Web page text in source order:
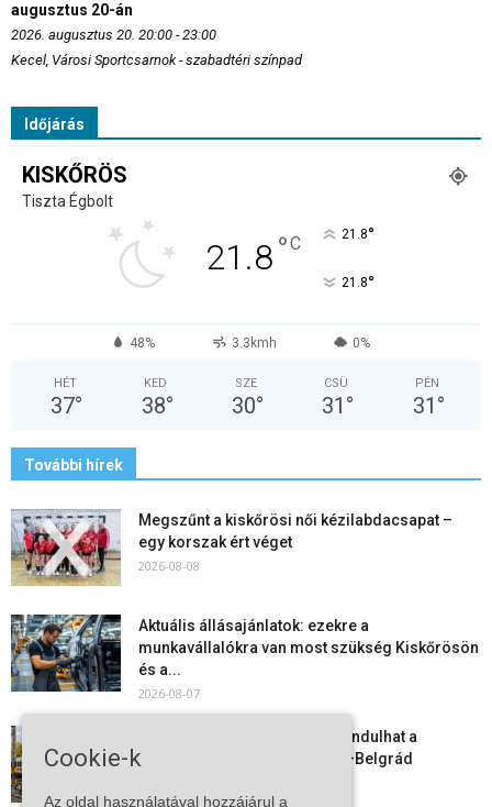
augusztus 20-án
2026. augusztus 20. 20:00 - 23:00
Kecel, Városi Sportcsarnok - szabadtéri színpad
Időjárás
KISKŐRÖS
Tiszta Égbolt
21.8°C 21.8°
21.8°
48% 3.3kmh 0%
HÉT
37°
KED
38°
SZE
30°
CSÜ
31 °
PÉN
31 °
További hírek
Megszűnt a kiskőrösi női kézilabdacsapat –
egy korszak ért véget
2026-08-08
Aktuális állásajánlatok: ezekre a
munkavállalókra van most szükség Kiskőrösön
és a...
2026-08-07
Vitézy Dávid: már ősszel újraindulhat a
személyszállítás a Budapest–Belgrád
Cookie-k
Az oldal használatával hozzájárul a